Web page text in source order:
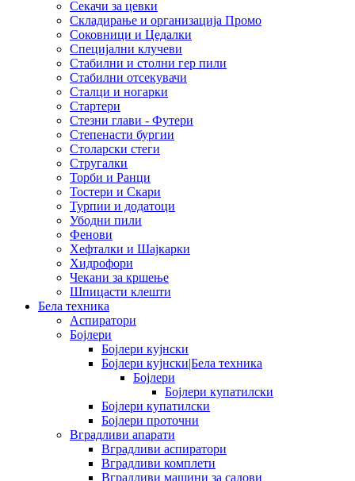
Секачи за цевки
Складирање и организација Промо
Соковници и Цедалки
Специјални клучеви
Стабилни и столни гер пили
Стабилни отсекувачи
Сталци и ногарки
Стартери
Стезни глави - Футери
Степенасти бургии
Столарски стеги
Стругалки
Торби и Ранци
Тостери и Скари
Турпии и додатоци
Убодни пили
Фенови
Хефталки и Шајкарки
Хидрофори
Чекани за кршење
Шпицасти клешти
Бела техника
Аспиратори
Бојлери
Бојлери кујнски
Бојлери кујнски|Бела техника
Бојлери
Бојлери купатилски
Бојлери купатилски
Бојлери проточни
Вградливи апарати
Вградливи аспиратори
Вградливи комплети
Вградливи машини за садови